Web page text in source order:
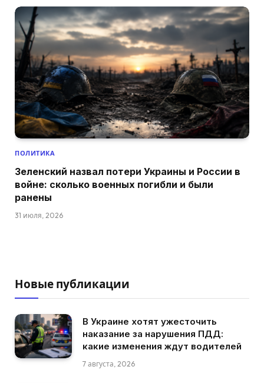
ПОЛИТИКА
Зеленский назвал потери Украины и России в
войне: сколько военных погибли и были
ранены
31 июля, 2026
Новые публикации
В Украине хотят ужесточить
наказание за нарушения ПДД:
какие изменения ждут водителей
7 августа, 2026